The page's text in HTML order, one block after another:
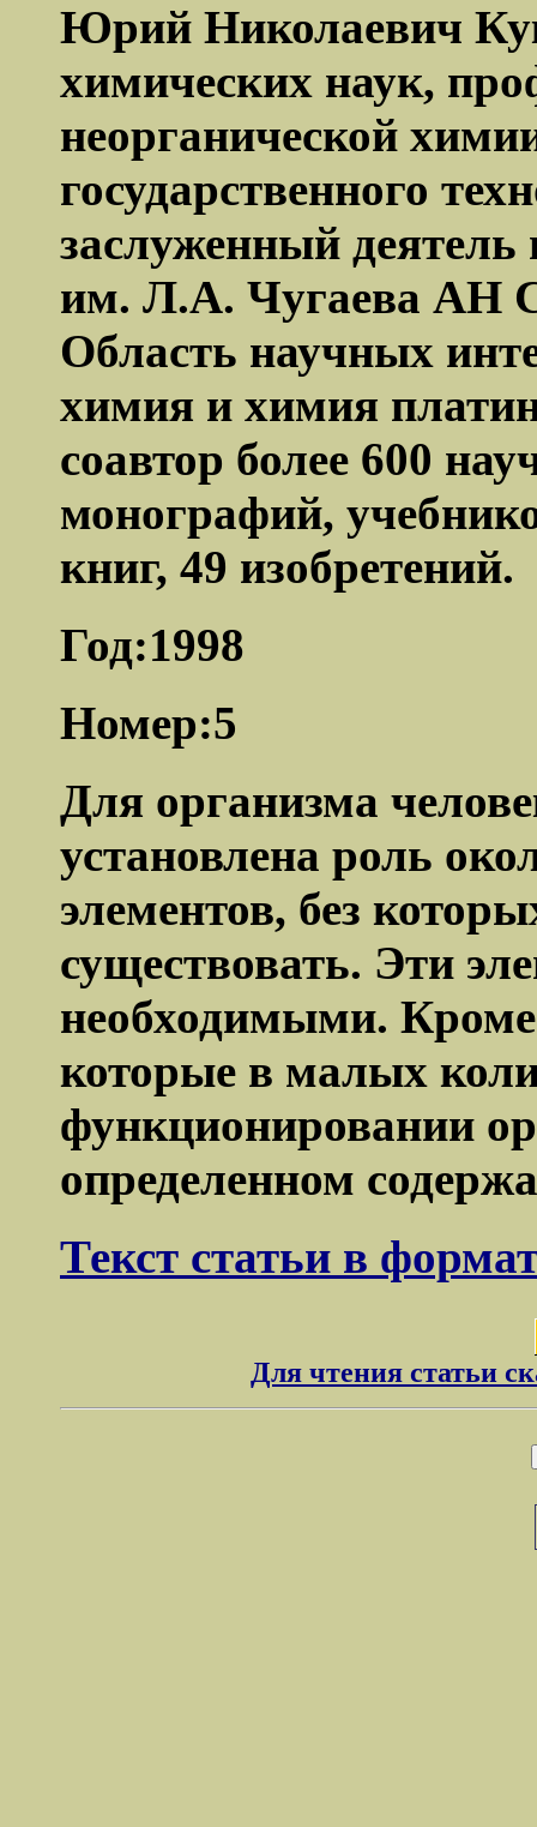
Юрий Николаевич
химических наук,
неорганической
государственного
заслуженный
им. Л.А. Чугаева АН
Область научных
химия и химия
соавтор более 600
монографий,
книг, 49 изобретений.
Год:1998
Номер:5
Для организма
установлена роль
элементов, без
существовать. Эти
необходимыми.
которые в малых
функционировании
определенном
Текст статьи в
Для чтения статьи